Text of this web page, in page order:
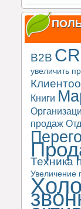
B2B
увеличить
Книги
продаж
Техника
Увеличение